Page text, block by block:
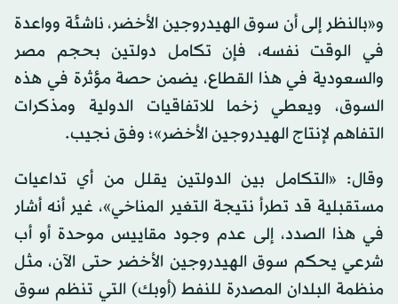
و«بالنظر إلى أن سوق الهيدروجين الأخضر، ناشئة وواعدة
في الوقت نفسه، فإن تكامل دولتين بحجم مصر
والسعودية في هذا القطاع، يضمن حصة مؤثرة في هذه
السوق، ويعطي زخما للاتفاقيات الدولية ومذكرات
التفاهم لإنتاج الهيدروجين الأخضر»؛ وفق نجيب.
وقال: «التكامل بين الدولتين يقلل من أي تداعيات
مستقبلية قد تطرأ نتيجة التغير المناخي»، غير أنه أشار
في هذا الصدد، إلى عدم وجود مقاييس موحدة أو أب
شرعي يحكم سوق الهيدروجين الأخضر حتى الآن، مثل
منظمة البلدان المصدرة للنفط (أوبك) التي تنظم سوق